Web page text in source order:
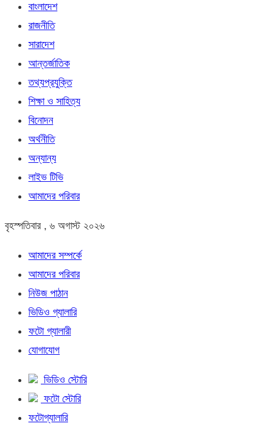
বাংলাদেশ
রাজনীতি
সারাদেশ
আন্তর্জাতিক
তথ্যপ্রযুক্তি
শিক্ষা ও সাহিত্য
বিনোদন
অর্থনীতি
অন্যান্য
লাইভ টিভি
আমাদের পরিবার
বৃহস্পতিবার , ৬ অগাস্ট ২০২৬
আমাদের সম্পর্কে
আমাদের পরিবার
নিউজ পাঠান
ভিডিও গ্যালারি
ফটো গ্যালারী
যোগাযোগ
ভিডিও স্টোরি
ফটো স্টোরি
ফটোগ্যালারি